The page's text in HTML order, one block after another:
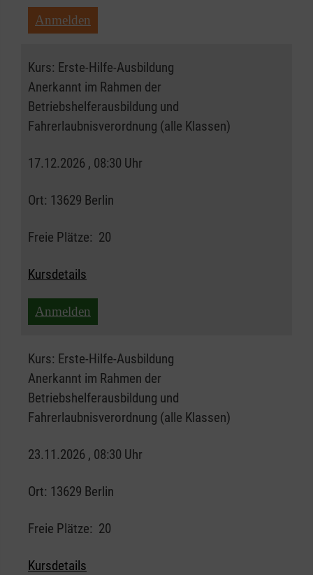
Anmelden
Kurs: Erste-Hilfe-Ausbildung
Anerkannt im Rahmen der
Betriebshelferausbildung und
Fahrerlaubnisverordnung (alle Klassen)
17.12.2026 , 08:30 Uhr
Ort: 13629 Berlin
Freie Plätze: 20
Kursdetails
Anmelden
Kurs: Erste-Hilfe-Ausbildung
Anerkannt im Rahmen der
Betriebshelferausbildung und
Fahrerlaubnisverordnung (alle Klassen)
23.11.2026 , 08:30 Uhr
Ort: 13629 Berlin
Freie Plätze: 20
Kursdetails